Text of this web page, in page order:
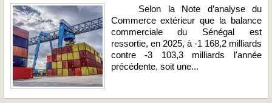
Selon la Note d’analyse du
Commerce extérieur que la balance
commerciale du Sénégal est
ressortie, en 2025, à -1 168,2 milliards
contre -3 103,3 milliards l'année
précédente, soit une...